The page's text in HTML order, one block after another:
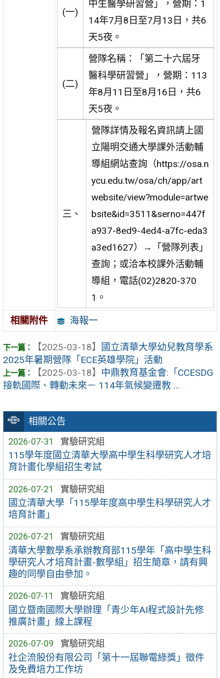
相關公告
2026-07-31 實驗研究組
115學年度國立清華大學高中學生科學研究人才培
育計畫化學組招生考試
2026-07-21 實驗研究組
國立清華大學「115學年度高中學生科學研究人才
培育計畫」
2026-07-21 實驗研究組
清華大學數學系承辦教育部115學年「高中學生科
學研究人才培育計畫-數學組」招生簡章，請有興
趣的同學自由參加。
2026-07-11 實驗研究組
國立暨南國際大學辦理「青少年AI程式設計先修
推廣計畫」線上課程
2026-07-09 實驗研究組
社企流股份有限公司「第十一屆聯電綠獎」徵件
及免費培力工作坊
(一)
中生醫學研習營」，營期：1
14年7月8日至7月13日，共6
天5夜。
(二)
營隊名稱：「第二十六屆牙
醫科學研習營」，營期：113
年8月11日至8月16日，共6
天5夜。
三、
營隊詳情及報名資訊請上國
立陽明交通大學課外活動輔
導組網站查詢（https://osa.n
ycu.edu.tw/osa/ch/app/art
website/view?module=artwe
bsite&id=3511&serno=447f
a937-8ed9-4ed4-a7fc-eda3
a3ed1627）→「營隊列表」
查詢；或洽本校課外活動輔
導組，電話(02)2820-370
1。
相關附件 海報一
【2025-03-18】
國立清華大學幼兒教育學系
2025年暑期營隊「ECE英雄學院」活動
【2025-03-18】 中鼎教育基金會:「CCESDG
接軌國際、轉動未來－ 114年氣候變遷教 ...